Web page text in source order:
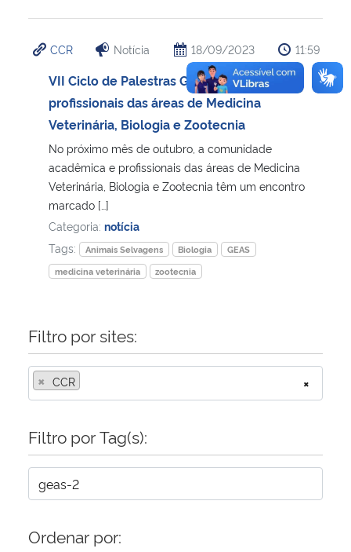
CCR Notícia 18/09/2023 11:59
VII Ciclo de Palestras GEAS reúne
profissionais das áreas de Medicina
Veterinária, Biologia e Zootecnia
No próximo mês de outubro, a comunidade
acadêmica e profissionais das áreas de Medicina
Veterinária, Biologia e Zootecnia têm um encontro
marcado […]
Categoria: notícia
Tags:
Animais Selvagens Biologia
GEAS
medicina veterinária
zootecnia
Filtro por sites:
×
× CCR
Filtro por Tag(s):
Ordenar por: